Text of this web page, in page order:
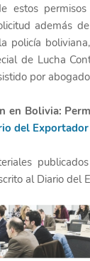
estos
además
policía
de Lucha
por
en Bolivia:
del Exportador
al Diario del